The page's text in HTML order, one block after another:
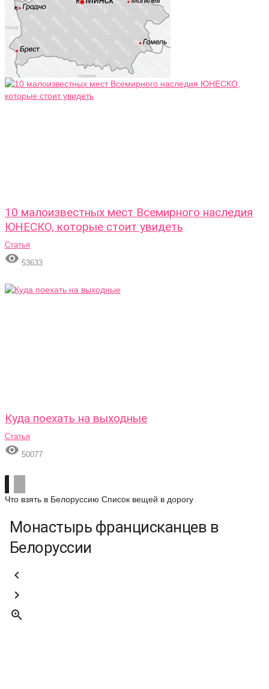
10 малоизвестных мест Всемирного наследия
ЮНЕСКО, которые стоит увидеть
Статья
 53633
Куда поехать на выходные
Статья
 50077
Что взять в Белоруссию Список вещей в дорогу
Монастырь францисканцев в
Белоруссии


